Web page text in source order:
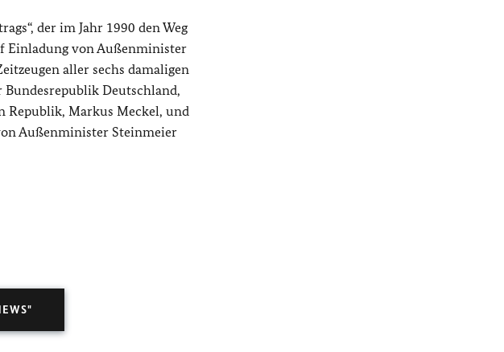
der im Jahr 1990 den Weg
Einladung von Außenminister
aller sechs damaligen
Deutschland,
Republik, Markus Meckel, und
Außenminister Steinmeier